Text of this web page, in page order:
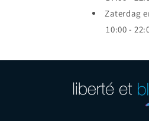
Zaterdag
10:00 -